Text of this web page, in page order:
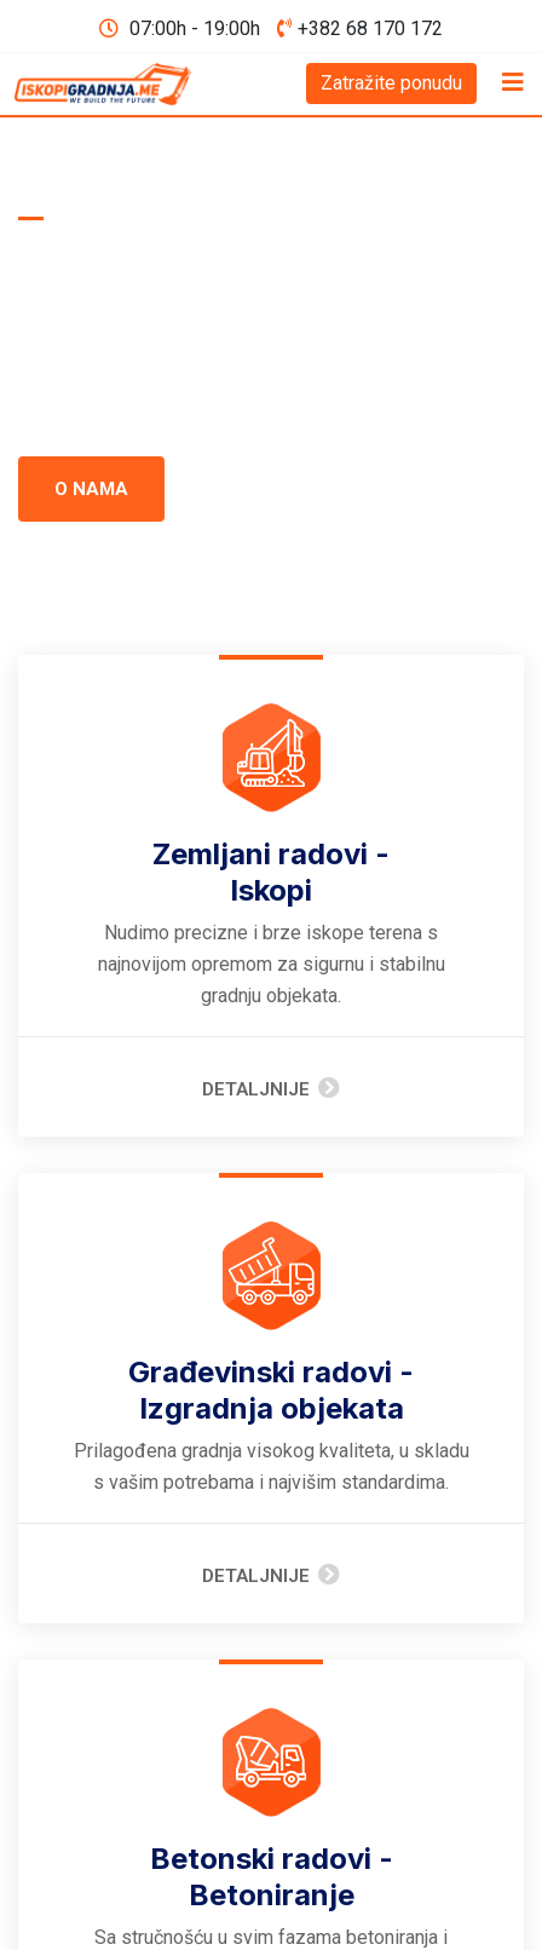
07:00h - 19:00h +382 68 170 172
Zatražite ponudu
O NAMA
Zemljani radovi -
Iskopi
Nudimo precizne i brze iskope terena s
najnovijom opremom za sigurnu i stabilnu
gradnju objekata.
DETALJNIJE
Građevinski radovi -
Izgradnja objekata
Prilagođena gradnja visokog kvaliteta, u skladu
s vašim potrebama i najvišim standardima.
DETALJNIJE
Betonski radovi -
Betoniranje
Sa stručnošću u svim fazama betoniranja i